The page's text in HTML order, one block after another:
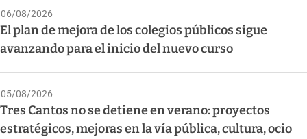
06/08/2026
El plan de mejora de los colegios públicos sigue
avanzando para el inicio del nuevo curso
05/08/2026
Tres Cantos no se detiene en verano: proyectos
estratégicos, mejoras en la vía pública, cultura, ocio